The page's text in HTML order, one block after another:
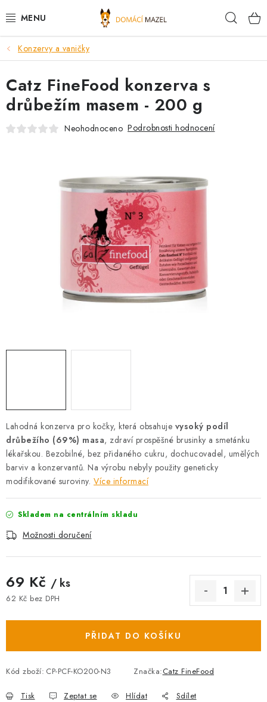
na
DOPORUČUJEME
VÝPRODEJ SKLADU
PSI
Kontakt Možnosti dopravy
Hodnocení obchodu
Obchodní podmínky
Zásady zpracování osobních údajů
Věrnostní slevy
Konzervy a vaničky
Lahodná konzerva pro kočky, která obsahuje vysoký podíl
drůbežího (69%) masa, zdraví prospěšné brusinky a smetánku
lékařskou. Bezobilné, bez přidaného cukru, dochucovadel, umělých
barviv a konzervantů. Na výrobu nebyly použity geneticky
modifikované suroviny. Více informací
Skladem na centrálním skladu
Možnosti doručení
69 Kč / ks
62 Kč bez DPH
PŘIDAT DO KOŠÍKU
Kód zboží: CP-PCF-KO200-N3 Značka:Catz FineFood
Tisk Zeptat se Hlídat Sdílet
Catz FineFood konzerva s
drůbežím masem - 200 g
Neohodnoceno Podrobnosti hodnocení